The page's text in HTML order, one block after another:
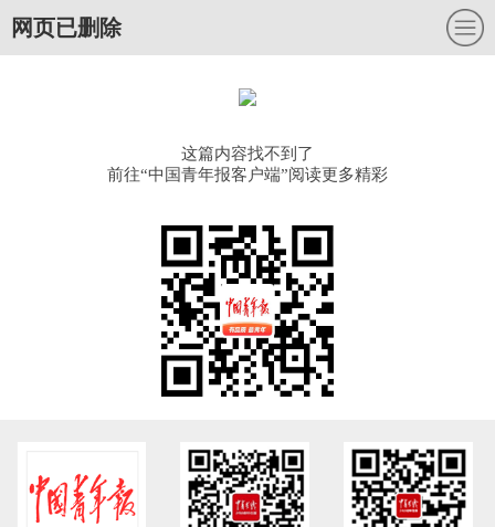
网页已删除
这篇内容找不到了
前往“中国青年报客户端”阅读更多精彩